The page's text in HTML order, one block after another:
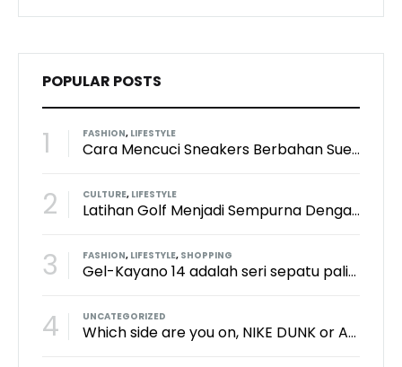
POPULAR POSTS
1 FASHION, LIFESTYLE
Cara Mencuci Sneakers Berbahan Suede: Aman Tanpa Merusak Tekstur
2 CULTURE, LIFESTYLE
Latihan Golf Menjadi Sempurna Dengan Kith x TaylorMade x Perfect Practice Putting Mat
3 FASHION, LIFESTYLE, SHOPPING
Gel-Kayano 14 adalah seri sepatu paling keren dari brand Asics?
4 UNCATEGORIZED
Which side are you on, NIKE DUNK or ADIDAS SAMBA?